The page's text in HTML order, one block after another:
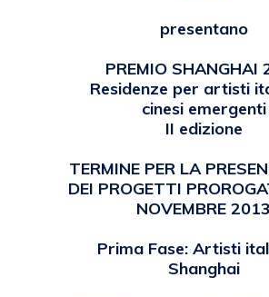
presentano
PREMIO SHANGHAI
Residenze per artisti
cinesi emergenti
II edizione
TERMINE PER LA
DEI PROGETTI
NOVEMBRE 2013
Prima Fase: Artisti
Shanghai